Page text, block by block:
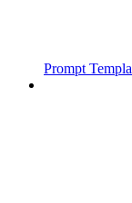
Prompt